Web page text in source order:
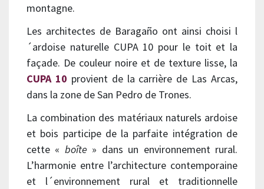
montagne.
Les architectes de Baragaño ont ainsi choisi l
´ardoise naturelle CUPA 10 pour le toit et la
façade. De couleur noire et de texture lisse, la
CUPA 10 provient de la carrière de Las Arcas,
dans la zone de San Pedro de Trones.
La combination des matériaux naturels ardoise
et bois participe de la parfaite intégration de
cette « boîte » dans un environnement rural.
L’harmonie entre l’architecture contemporaine
et l´environnement rural et traditionnelle